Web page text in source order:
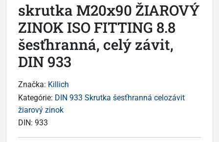
skrutka M20x90 ŽIAROVÝ
ZINOK ISO FITTING 8.8
šesťhranná, celý závit,
DIN 933
Značka: Killich
Kategórie: DIN 933 Skrutka šesťhranná celozávit
žiarový zinok
DIN: 933